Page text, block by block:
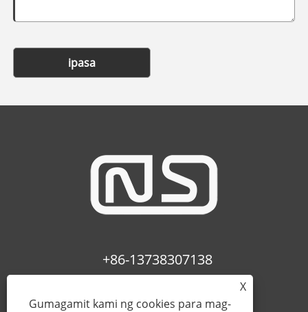
ipasa
+86-13738307138
info@newstar-machine.com
X
Gumagamit kami ng cookies para mag-